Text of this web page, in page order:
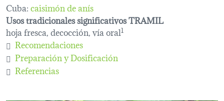
Cuba:caisimón de anís
Usos tradicionales significativos TRAMIL
hoja fresca, decocción, vía oral1
Recomendaciones
Preparación y Dosificación
Referencias